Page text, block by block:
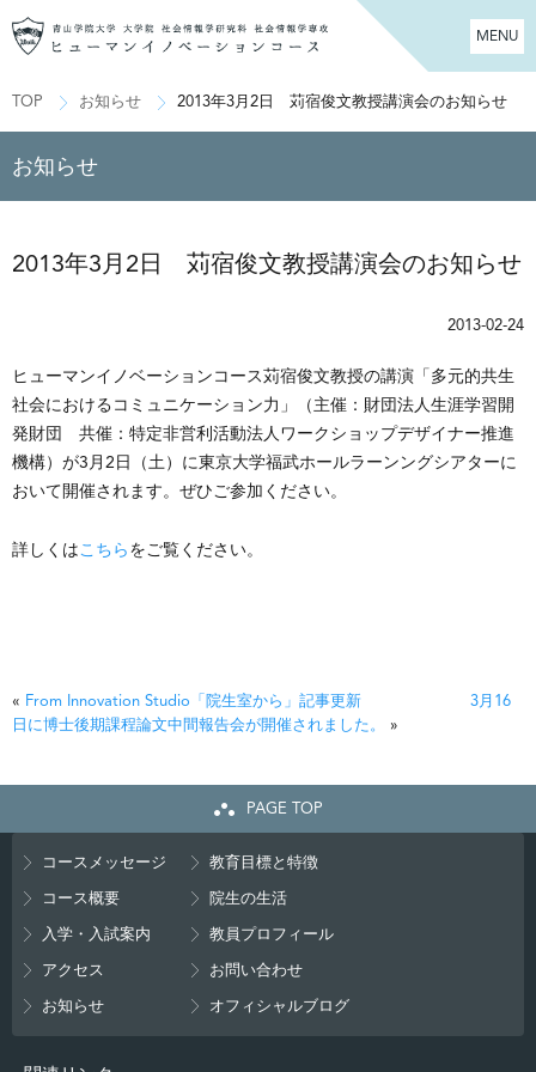
MENU
TOP お知らせ 2013年3月2日 苅宿俊文教授講演会のお知らせ
お知らせ
2013年3月2日 苅宿俊文教授講演会のお知らせ
2013-02-24
ヒューマンイノベーションコース苅宿俊文教授の講演「多元的共生
社会におけるコミュニケーション力」（主催：財団法人生涯学習開
発財団 共催：特定非営利活動法人ワークショップデザイナー推進
機構）が3月2日（土）に東京大学福武ホールラーンングシアターに
おいて開催されます。ぜひご参加ください。
詳しくはこちらをご覧ください。
« From Innovation Studio「院生室から」記事更新
3月16
日に博士後期課程論文中間報告会が開催されました。
»
PAGE TOP
コースメッセージ
教育目標と特徴
コース概要
院生の生活
入学・入試案内
教員プロフィール
アクセス
お問い合わせ
お知らせ
オフィシャルブログ